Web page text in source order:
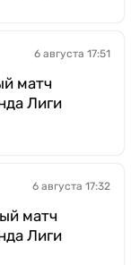
6 августа 17:51
матч
Лиги
6 августа 17:32
матч
Лиги